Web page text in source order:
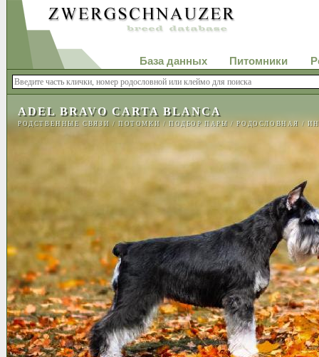
База данных Питомники
ADEL BRAVO CARTA BLANCA
РОДСТВЕННЫЕ СВЯЗИ /ПОТОМКИ /ПОДБОР ПАРЫ /РОДОСЛОВНАЯ /